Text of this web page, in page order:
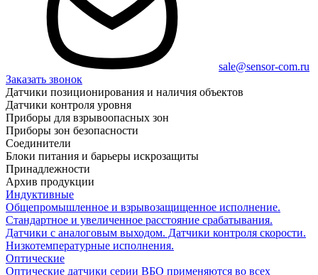
sale@sensor-com.ru
Заказать звонок
Датчики позиционирования и наличия объектов
Датчики контроля уровня
Приборы для взрывоопасных зон
Приборы зон безопасности
Соединители
Блоки питания и барьеры искрозащиты
Принадлежности
Архив продукции
Индуктивные
Общепромышленное и взрывозащищенное исполнение.
Стандартное и увеличенное расстояние срабатывания.
Датчики с аналоговым выходом. Датчики контроля скорости.
Низкотемпературные исполнения.
Оптические
Оптические датчики серии ВБО применяются во всех